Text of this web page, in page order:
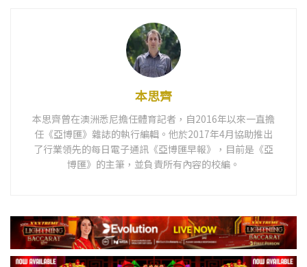
本思齊
本思齊曾在澳洲悉尼擔任體育記者，自2016年以來一直擔
任《亞博匯》雜誌的執行編輯。他於2017年4月協助推出
了行業領先的每日電子通訊《亞博匯早報》，目前是《亞
博匯》的主筆，並負責所有內容的校編。